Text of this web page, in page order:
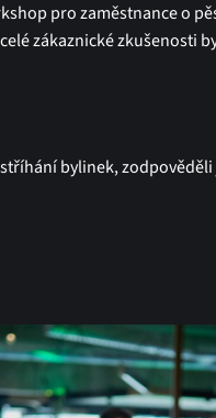
pro zaměstnance o
zákaznické zkušenosti
bylinek,